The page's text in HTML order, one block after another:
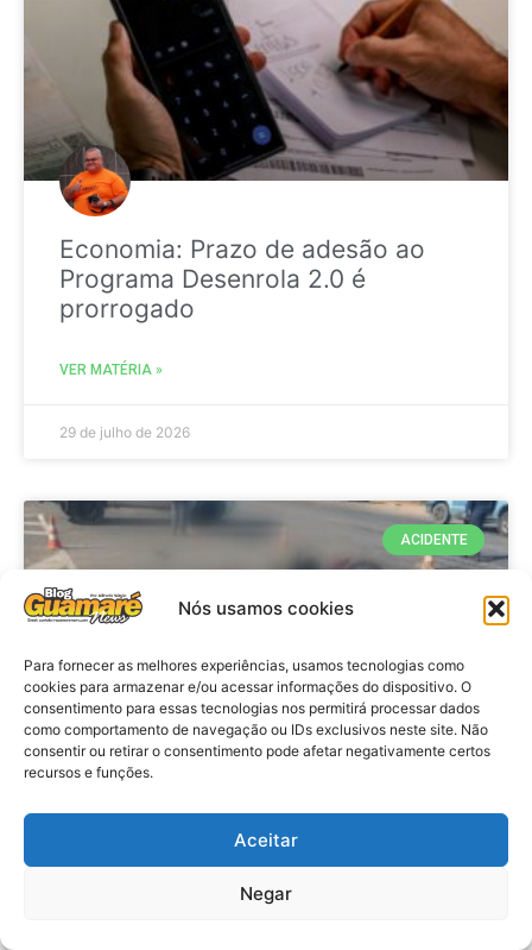
Nós usamos cookies
Para fornecer as melhores experiências, usamos tecnologias como
cookies para armazenar e/ou acessar informações do dispositivo. O
consentimento para essas tecnologias nos permitirá processar dados
como comportamento de navegação ou IDs exclusivos neste site. Não
consentir ou retirar o consentimento pode afetar negativamente certos
recursos e funções.
Aceitar
Negar
Economia: Prazo de adesão ao
Programa Desenrola 2.0 é
prorrogado
VER MATÉRIA »
29 de julho de 2026
ACIDENTE
Acidente: A caminho do trabalho
professora se envolve em
acidente e vai a obito na RN 118
no Alto do Rodrigues, RN